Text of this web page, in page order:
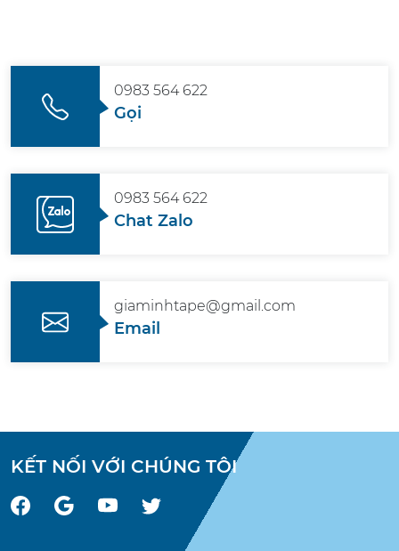
0983 564 622
Gọi
0983 564 622
Chat Zalo
giaminhtape@gmail.com
Email
KẾT NỐI VỚI CHÚNG TÔI